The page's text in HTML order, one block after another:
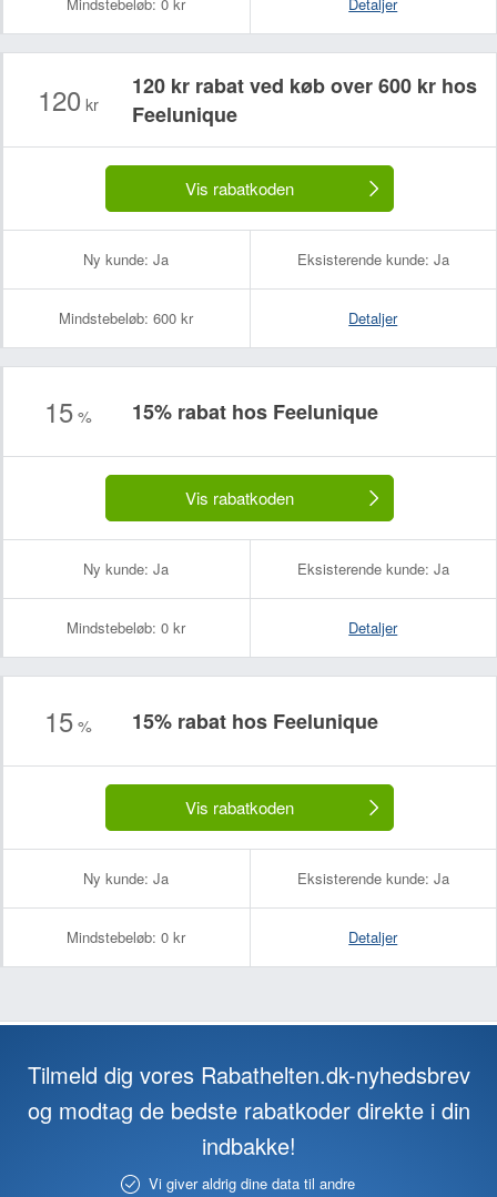
120 kr
120 kr rabat ved køb over 600 kr hos
Feelunique
Vis rabatkoden
Ny kunde: Ja Eksisterende kunde: Ja
Mindstebeløb: 600 kr Detaljer
15 % 15% rabat hos Feelunique
Vis rabatkoden
Ny kunde: Ja Eksisterende kunde: Ja
Mindstebeløb: 0 kr Detaljer
15 % 15% rabat hos Feelunique
Vis rabatkoden
Ny kunde: Ja Eksisterende kunde: Ja
Mindstebeløb: 0 kr Detaljer
Tilmeld dig vores Rabathelten.dk-nyhedsbrev
og modtag de bedste rabatkoder direkte i din
indbakke!
Vi giver aldrig dine data til andre